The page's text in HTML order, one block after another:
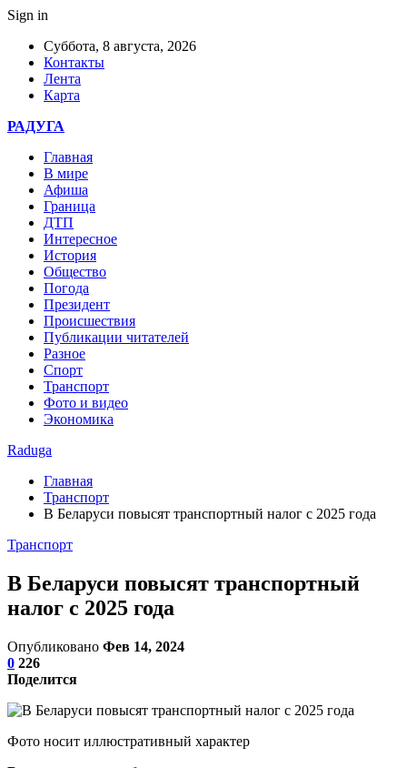
Sign in
Суббота, 8 августа, 2026
Контакты
Лента
Карта
РАДУГА
Главная
В мире
Афиша
Граница
ДТП
Интересное
История
Общество
Погода
Президент
Происшествия
Публикации читателей
Разное
Спорт
Транспорт
Фото и видео
Экономика
Raduga
Главная
Транспорт
В Беларуси повысят транспортный налог с 2025 года
Транспорт
В Беларуси повысят транспортный
налог с 2025 года
Опубликовано Фев 14, 2024
0 226
Поделится
Фото носит иллюстративный характер